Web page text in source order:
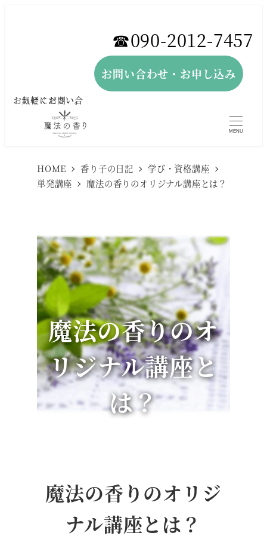
☎︎090-2012-7457
お問い合わせ・お申し込み
お気軽にお問い合わせください。
MENU
HOME 香り子の日記
学び・資格講座
単発講座
魔法の香りのオリジナル講座とは？
魔法の香りのオ
リジナル講座と
は？
魔法の香りのオリジ
ナル講座とは？